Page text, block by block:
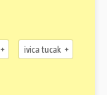
ivica tucak